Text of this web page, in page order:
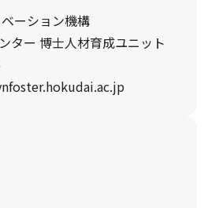
ーション機構
ター 博士人材育成ユニット